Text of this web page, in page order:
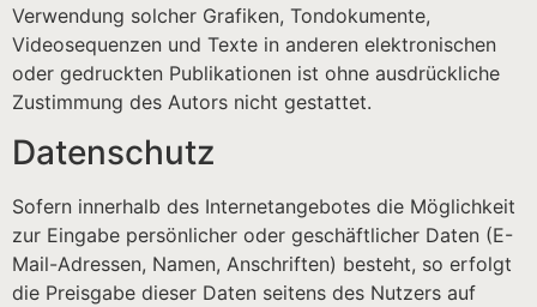
Verwendung solcher Grafiken, Tondokumente,
Videosequenzen und Texte in anderen elektronischen
oder gedruckten Publikationen ist ohne ausdrückliche
Zustimmung des Autors nicht gestattet.
Datenschutz
Sofern innerhalb des Internetangebotes die Möglichkeit
zur Eingabe persönlicher oder geschäftlicher Daten (E-
Mail-Adressen, Namen, Anschriften) besteht, so erfolgt
die Preisgabe dieser Daten seitens des Nutzers auf